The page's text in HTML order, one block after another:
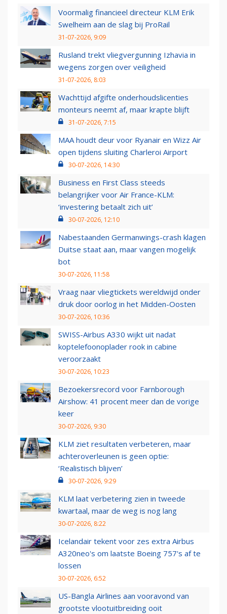
Voormalig financieel directeur KLM Erik
Swelheim aan de slag bij ProRail
31-07-2026, 9:09
Rusland trekt vliegvergunning Izhavia in
wegens zorgen over veiligheid
31-07-2026, 8:03
Wachttijd afgifte onderhoudslicenties
monteurs neemt af, maar krapte blijft
31-07-2026, 7:15
MAA houdt deur voor Ryanair en Wizz Air
open tijdens sluiting Charleroi Airport
30-07-2026, 14:30
Business en First Class steeds
belangrijker voor Air France-KLM:
‘investering betaalt zich uit’
30-07-2026, 12:10
Nabestaanden Germanwings-crash klagen
Duitse staat aan, maar vangen mogelijk
bot
30-07-2026, 11:58
Vraag naar vliegtickets wereldwijd onder
druk door oorlog in het Midden-Oosten
30-07-2026, 10:36
SWISS-Airbus A330 wijkt uit nadat
koptelefoonoplader rook in cabine
veroorzaakt
30-07-2026, 10:23
Bezoekersrecord voor Farnborough
Airshow: 41 procent meer dan de vorige
keer
30-07-2026, 9:30
KLM ziet resultaten verbeteren, maar
achteroverleunen is geen optie:
‘Realistisch blijven’
30-07-2026, 9:29
KLM laat verbetering zien in tweede
kwartaal, maar de weg is nog lang
30-07-2026, 8:22
Icelandair tekent voor zes extra Airbus
A320neo's om laatste Boeing 757's af te
lossen
30-07-2026, 6:52
US-Bangla Airlines aan vooravond van
grootste vlootuitbreiding ooit